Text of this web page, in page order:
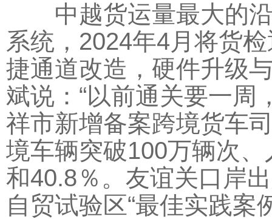
中越货运量最大的沿
系统，2024年4月将货
捷通道改造，硬件升级
斌说：“以前通关要一周
祥市新增备案跨境货车
境车辆突破100万辆次
和40.8％。友谊关口岸
自贸试验区“最佳实践案